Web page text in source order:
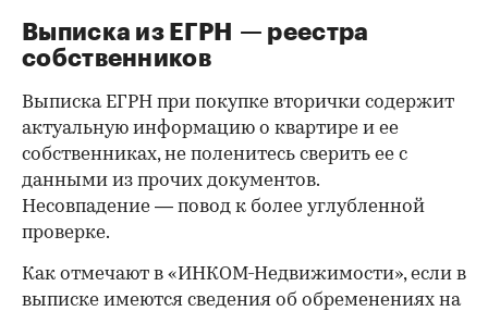
Выписка из ЕГРН — реестра
собственников
Выписка ЕГРН при покупке вторички содержит
актуальную информацию о квартире и ее
собственниках, не поленитесь сверить ее с
данными из прочих документов.
Несовпадение — повод к более углубленной
проверке.
Как отмечают в «ИНКОМ-Недвижимости», если в
выписке имеются сведения об обременениях на